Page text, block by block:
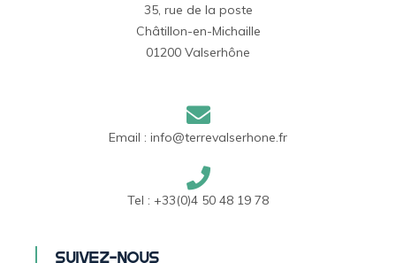
35, rue de la poste
Châtillon-en-Michaille
01200 Valserhône
Email : info@terrevalserhone.fr
Tel : +33(0)4 50 48 19 78
Suivez-nous